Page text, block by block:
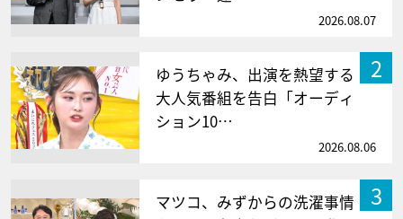
2026.08.07
2
ゆうちゃみ、出演を熱望する
大人気番組を告白「オーディ
ション10…
2026.08.06
3
マツコ、みずからの洗濯事情